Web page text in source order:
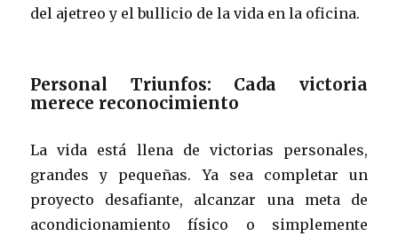
del ajetreo y el bullicio de la vida en la oficina.
Personal Triunfos: Cada victoria
merece reconocimiento
La vida está llena de victorias personales,
grandes y pequeñas. Ya sea completar un
proyecto desafiante, alcanzar una meta de
acondicionamiento físico o simplemente